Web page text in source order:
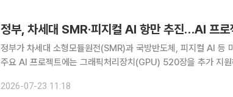
정부가 차세대 소형모듈원전(SMR)과 국방반도체, 피지컬 AI 등
주요 AI 프로젝트에는 그래픽처리장치(GPU) 520장을 추가 지
를 주재하고 차세대 SMR 육성 추진 방향, 국방반도체 국산화
2026-07-23 11:18